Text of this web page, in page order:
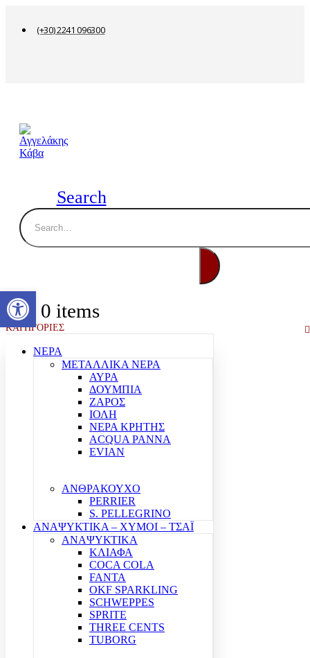
(+30) 2241 096300
Search
0 0 items
ΚΑΤΗΓΟΡΙΕΣ
ΝΕΡΑ
ΜΕΤΑΛΛΙΚΑ ΝΕΡΑ
ΑΥΡΑ
ΔΟΥΜΠΙΑ
ΖΑΡΟΣ
ΙΟΛΗ
ΝΕΡΑ ΚΡΗΤΗΣ
ACQUA PANNA
EVIAN
ΑΝΘΡΑΚΟΥΧΟ
PERRIER
S. PELLEGRINO
ΑΝΑΨΥΚΤΙΚΑ – ΧΥΜΟΙ – ΤΣΑΪ
ΑΝΑΨΥΚΤΙΚΑ
ΚΛΙΑΦΑ
COCA COLA
FANTA
OKF SPARKLING
SCHWEPPES
SPRITE
THREE CENTS
TUBORG
Ανοίξτε τη γραμμή εργαλείων